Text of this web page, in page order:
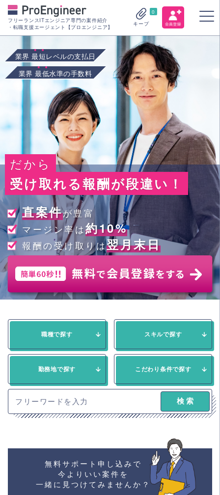
フリーランスITエンジニア専門の案件紹介
・転職支援エージェント【プロエンジニア】
0
キープ
業界最短レベルの支払日
業界最低水準の手数料
だから
受け取れる報酬が段違い！
直案件が豊富
マージン率は約10%
報酬の受け取りは翌月末日
職種で探す スキルで探す
勤務地で探す こだわり条件で探す
無料サポート申し込みで
今よりいい案件を
一緒に見つけてみませんか？